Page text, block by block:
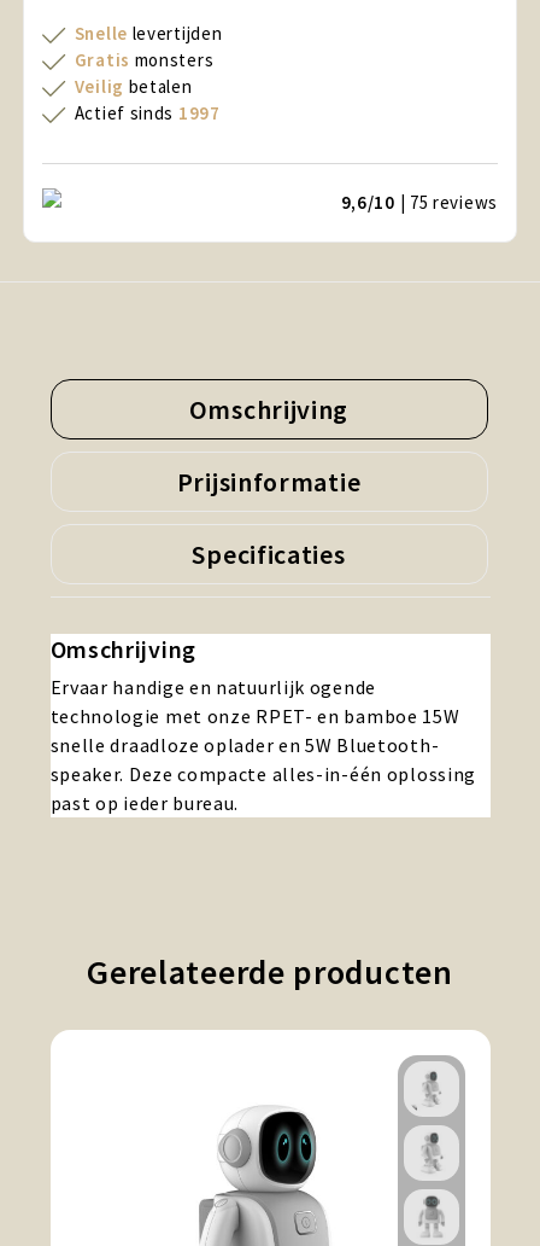
Snelle levertijden
Gratis monsters
Veilig betalen
Actief sinds 1997
9,6/10 | 75reviews
Omschrijving
Prijsinformatie
Specificaties
Omschrijving
Ervaar handige en natuurlijk ogende
technologie met onze RPET- en bamboe 15W
snelle draadloze oplader en 5W Bluetooth-
speaker. Deze compacte alles-in-één oplossing
past op ieder bureau.
Gerelateerde producten